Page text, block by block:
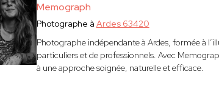
Memograph
Photographe à Ardes 63420
Photographe indépendante à Ardes, formée à
particuliers et de professionnels. Avec
à une approche soignée, naturelle et efficace.